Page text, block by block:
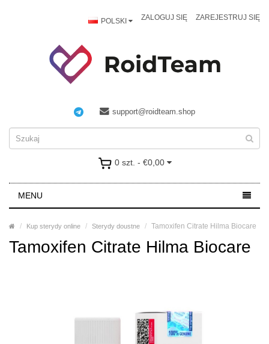
POLSKI ZALOGUJ SIĘ ZAREJESTRUJ SIĘ
support@roidteam.shop
0 szt. - €0,00
MENU
Kup sterydy online Sterydy doustne Tamoxifen Citrate Hilma Biocare
Tamoxifen Citrate Hilma Biocare